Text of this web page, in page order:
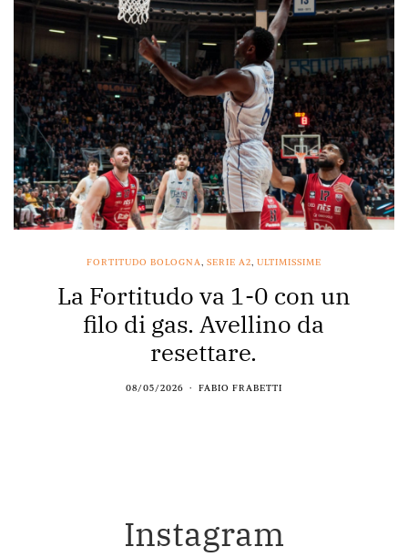
FORTITUDO BOLOGNA, SERIE A2, ULTIMISSIME
La Fortitudo va 1-0 con un
filo di gas. Avellino da
resettare.
08/05/2026 FABIO FRABETTI
Instagram